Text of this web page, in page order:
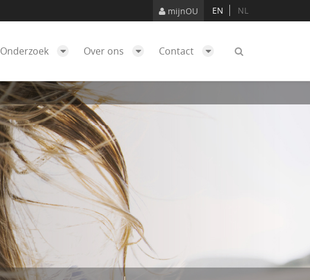
mijnOU EN NL
Onderzoek Over ons Contact